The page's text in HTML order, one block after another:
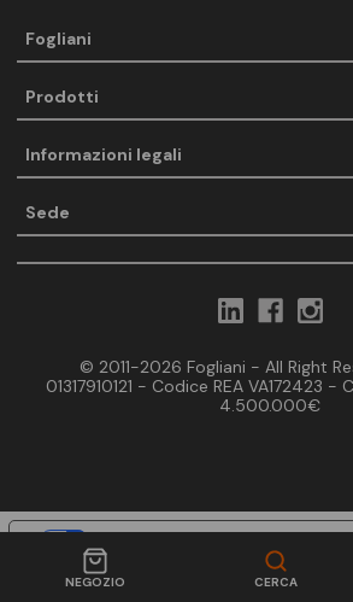
NEGOZIO CERCA
Fogliani
Prodotti
Informazioni legali
Sede
© 2011-2026 Fogliani - All Right
01317910121 - Codice REA VA172423 -
4.500.000€
Informativa sulla raccolta